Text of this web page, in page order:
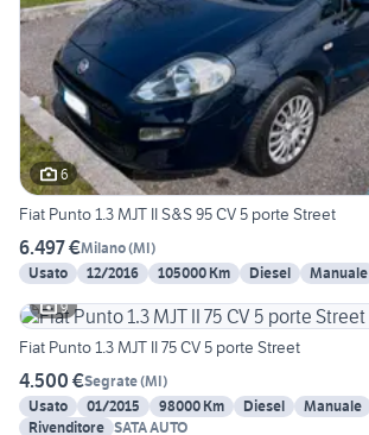
6
Fiat Punto 1.3 MJT II S&S 95 CV 5 porte Street
6.497 €Milano(MI)
Usato
12/2016 105000 Km Diesel Manuale
9
Fiat Punto 1.3 MJT II 75 CV 5 porte Street
4.500 €Segrate(MI)
Usato
01/2015 98000 Km Diesel Manuale
Rivenditore SATA AUTO